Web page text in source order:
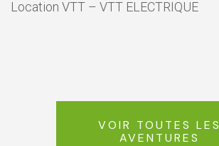
Location VTT – VTT ELECTRIQUE
VOIR TOUTES LES
AVENTURES